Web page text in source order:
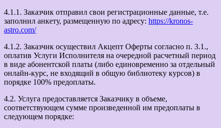
4.1.1. Заказчик отправил свои регистрационные данные, т.е.
заполнил анкету, размещенную по адресу: https://kronos-
astro.com/
4.1.2. Заказчик осуществил Акцепт Оферты согласно п. 3.1.,
оплатив Услуги Исполнителя на очередной расчетный период
в виде абонентской платы (либо единовременно за отдельный
онлайн-курс, не входящий в общую библиотеку курсов) в
порядке 100% предоплаты.
4.2. Услуга предоставляется Заказчику в объеме,
соответствующем сумме произведенной им предоплаты в
следующем порядке: